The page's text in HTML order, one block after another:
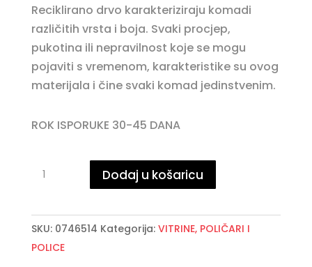
Reciklirano drvo karakteriziraju komadi
različitih vrsta i boja. Svaki procjep,
pukotina ili nepravilnost koje se mogu
pojaviti s vremenom, karakteristike su ovog
materijala i čine svaki komad jedinstvenim.
ROK ISPORUKE 30-45 DANA
poličar
Dodaj u košaricu
SKU: 0746514 Kategorija: VITRINE, POLIČARI I
POLICE